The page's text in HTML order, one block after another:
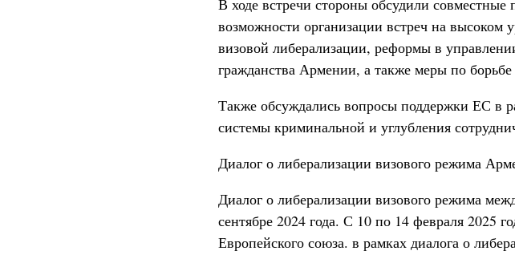
В ходе встречи стороны обсудили
возможности организации встреч на высоком
визовой либерализации, реформы в
гражданства Армении, а также меры по
Также обсуждались вопросы поддержки ЕС в
системы криминальной и углубления
Диалог о либерализации визового режима
Диалог о либерализации визового режима
сентябре 2024 года. С 10 по 14 февраля 2025
Европейского союза. в рамках диалога о